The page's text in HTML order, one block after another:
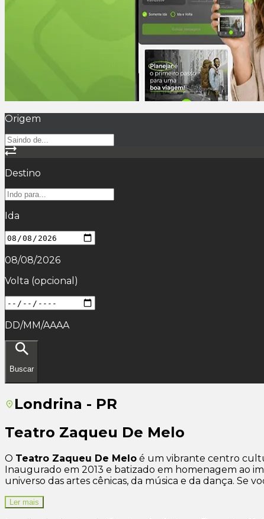
Origem
Destino
Ida
08/08/2026
Volta (opcional)
DD/MM/AAAA
Buscar
Londrina - PR
Teatro Zaqueu De Melo
O Teatro Zaqueu De Melo é um vibrante centro
Inaugurado em 2013 e batizado em homenagem ao
universo das artes cênicas, da música e da dança. Se
Ler mais